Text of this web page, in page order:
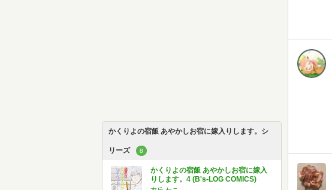
かくりよの宿飯 あやかしお宿に嫁入りします。シ
リーズ 8
かくりよの宿飯 あやかしお宿に嫁入
りします。4 (B's-LOG COMICS)